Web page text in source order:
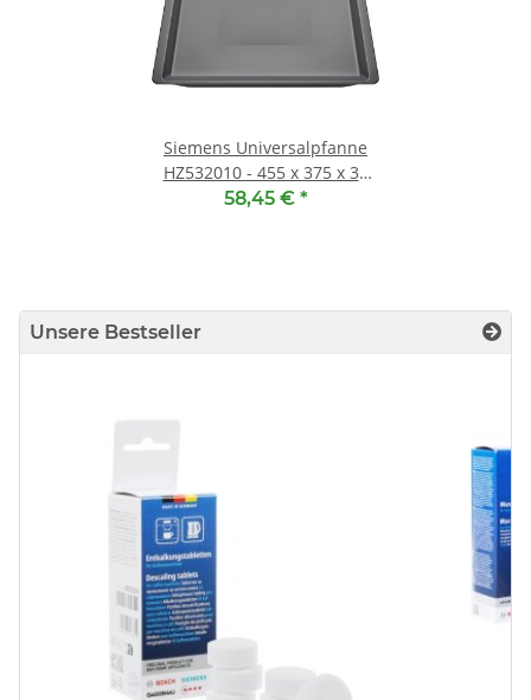
Siemens Universalpfanne
HZ532010 - 455 x 375 x 38
mm
58,45 € *
Unsere Bestseller